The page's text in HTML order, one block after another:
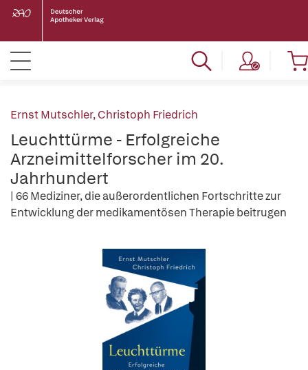
Ernst Mutschler,Christoph Friedrich
Leuchttürme - Erfolgreiche
Arzneimittelforscher im 20.
Jahrhundert
| 66 Mediziner, die außerordentlichen Fortschritte zur
Entwicklung der medikamentösen Therapie beitrugen